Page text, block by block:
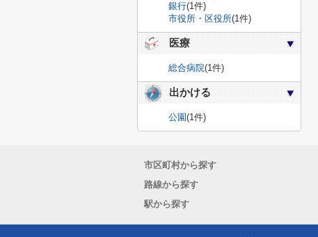
銀行(1件)
市役所・区役所(1件)
医療
総合病院(1件)
出かける
公園(1件)
市区町村から探す
路線から探す
駅から探す